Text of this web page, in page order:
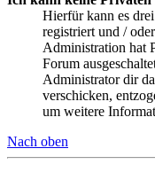
Hierfür kann es
registriert und /
Administration hat
Forum
Administrator dir
verschicken,
um weitere
Nach oben